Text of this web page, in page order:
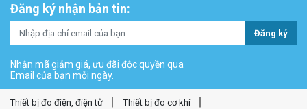
Đăng ký nhận bản tin:
Đăng ký
Nhận mã giảm giá, ưu đãi độc quyền qua
Email của bạn mỗi ngày.
Thiết bị đo điện, điện tử
Thiết bị đo cơ khí